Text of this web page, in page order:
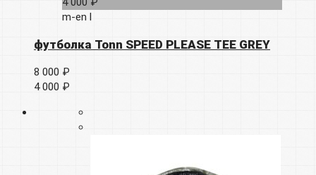
m-en l
футболка Tonn SPEED PLEASE TEE GREY
8 000 ₽
4 000 ₽